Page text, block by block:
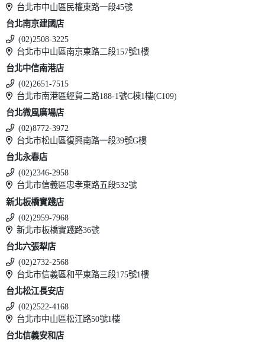
台北市中山區民權東路一段45號
台北南京建國店
(02)2508-3225
台北市中山區南京東路二段157號1樓
台北中信南港店
(02)2651-7515
台北市南港區經貿二路188-1號C棟1樓(C109)
台北微風廣場店
(02)8772-3972
台北市松山區復興南路一段39號G樓
台北永春店
(02)2346-2958
台北市信義區忠孝東路五段532號
新北板橋實踐店
(02)2959-7968
新北市板橋實踐路36號
台北六張犁店
(02)2732-2568
台北市信義區和平東路三段175號1樓
台北松江長安店
(02)2522-4168
台北市中山區松江路50號1樓
台北信義安和店